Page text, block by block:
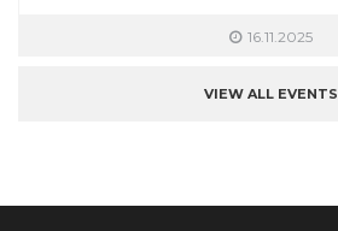
16.11.2025
VIEW ALL EVENTS